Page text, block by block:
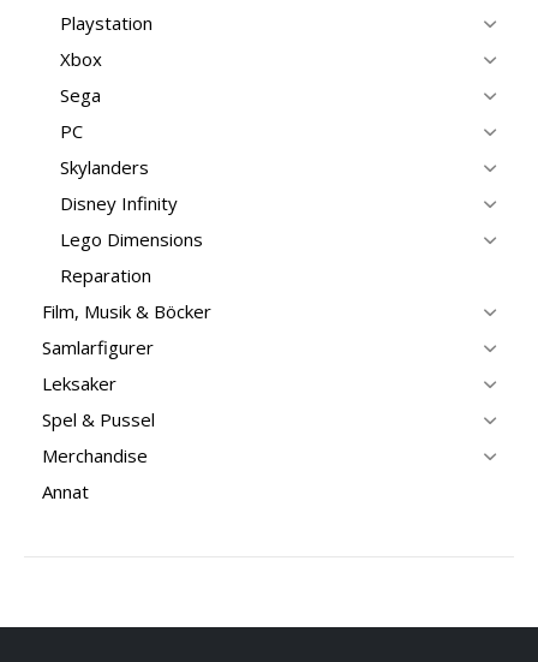
Playstation
Xbox
Sega
PC
Skylanders
Disney Infinity
Lego Dimensions
Reparation
Film, Musik & Böcker
Samlarfigurer
Leksaker
Spel & Pussel
Merchandise
Annat